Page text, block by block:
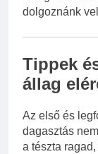
dolgoznánk
Tippek
állag
Az első és
dagasztás
a tészta